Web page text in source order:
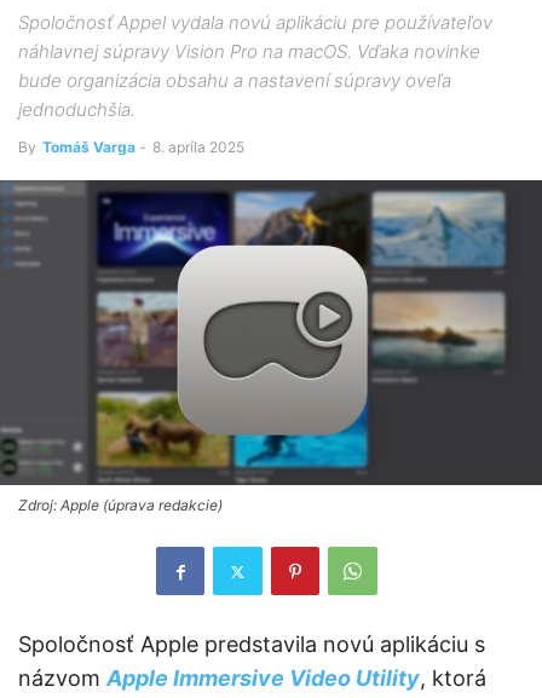
Spoločnosť Appel vydala novú aplikáciu pre používateľov
náhlavnej súpravy Vision Pro na macOS. Vďaka novinke
bude organizácia obsahu a nastavení súpravy oveľa
jednoduchšia.
By Tomáš Varga - 8. apríla 2025
Zdroj: Apple (úprava redakcie)
Spoločnosť Apple predstavila novú aplikáciu s
názvomApple Immersive Video Utility, ktorá